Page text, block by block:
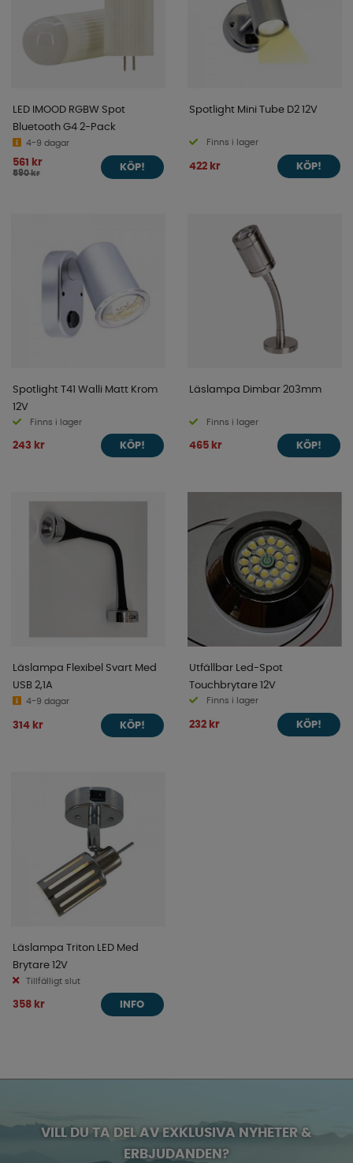
LED IMOOD RGBW Spot
Bluetooth G4 2-Pack
4-9 dagar
561 kr
590 kr
KÖP!
Spotlight Mini Tube D2 12V
Finns i lager
422 kr KÖP!
Spotlight T41 Walli Matt Krom
12V
Finns i lager
243 kr KÖP!
Läslampa Dimbar 203mm
Finns i lager
465 kr KÖP!
Läslampa Flexibel Svart Med
USB 2,1A
4-9 dagar
314 kr KÖP!
Utfällbar Led-Spot
Touchbrytare 12V
Finns i lager
232 kr KÖP!
Läslampa Triton LED Med
Brytare 12V
Tillfälligt slut
358 kr INFO
VILL DU TA DEL AV EXKLUSIVA NYHETER &
ERBJUDANDEN?